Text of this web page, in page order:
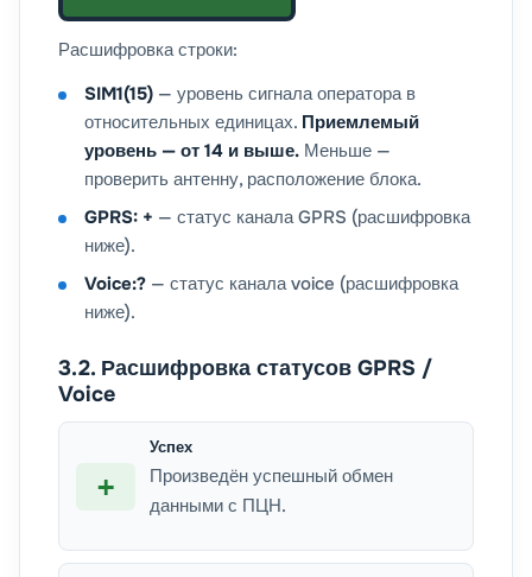
Расшифровка строки:
SIM1(15) — уровень сигнала оператора в
относительных единицах. Приемлемый
уровень — от 14 и выше. Меньше —
проверить антенну, расположение блока.
GPRS: + — статус канала GPRS (расшифровка
ниже).
Voice:? — статус канала voice (расшифровка
ниже).
3.2. Расшифровка статусов GPRS /
Voice
+
Успех
Произведён успешный обмен
данными с ПЦН.